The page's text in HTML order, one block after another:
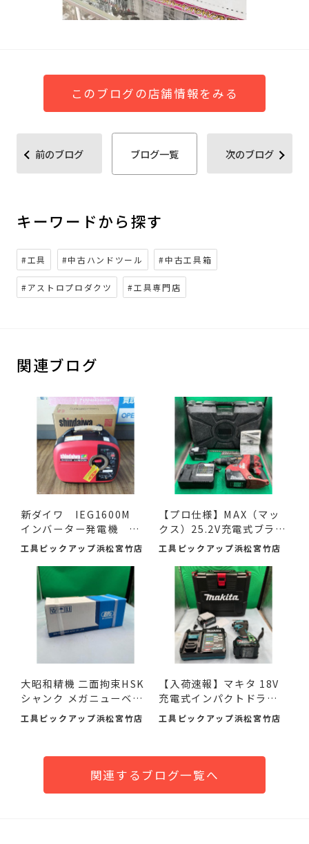
このブログの店舗情報をみる
前のブログ ブログ一覧 次のブログ
キーワードから探す
#工具 #中古ハンドツール #中古工具箱
#アストロプロダクツ #工具専門店
関連ブログ
新ダイワ IEG1600M
インバーター発電機 入
荷し...
工具ピックアップ浜松宮竹店
【プロ仕様】MAX（マッ
クス）25.2V充電式ブラシ
レ...
工具ピックアップ浜松宮竹店
大昭和精機 二面拘束HSK
シャンク メガニューベビ
ー...
工具ピックアップ浜松宮竹店
【入荷速報】マキタ 18V
充電式インパクトドライ
バ...
工具ピックアップ浜松宮竹店
関連するブログ一覧へ